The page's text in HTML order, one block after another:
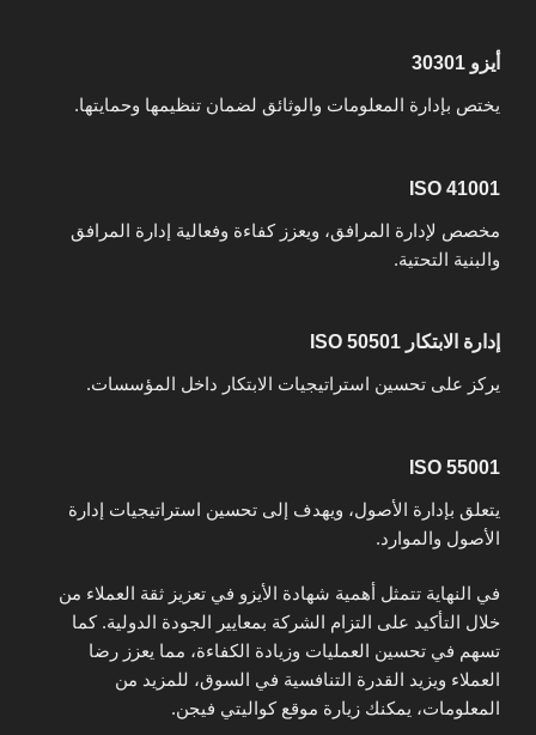
أيزو 30301
يختص بإدارة المعلومات والوثائق لضمان تنظيمها وحمايتها.
ISO 41001
مخصص لإدارة المرافق، ويعزز كفاءة وفعالية إدارة المرافق
والبنية التحتية.
إدارة الابتكار ISO 50501
يركز على تحسين استراتيجيات الابتكار داخل المؤسسات.
ISO 55001
يتعلق بإدارة الأصول، ويهدف إلى تحسين استراتيجيات إدارة
الأصول والموارد.
في النهاية تتمثل أهمية شهادة الأيزو في تعزيز ثقة العملاء من
خلال التأكيد على التزام الشركة بمعايير الجودة الدولية. كما
تسهم في تحسين العمليات وزيادة الكفاءة، مما يعزز رضا
العملاء ويزيد القدرة التنافسية في السوق، للمزيد من
المعلومات، يمكنك زيارة موقع كواليتي فيجن.